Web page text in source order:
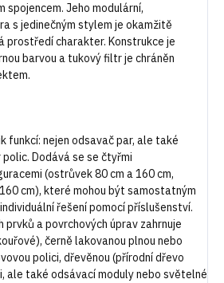
spojencem. Jeho modulární,
s jedinečným stylem je okamžitě
prostředí charakter. Konstrukce je
barvou a tukový filtr je chráněn
funkcí: nejen odsavač par, ale také
Dodává se se čtyřmi
(ostrůvek 80 cm a 160 cm,
cm), které mohou být samostatným
řešení pomocí příslušenství.
prvků a povrchových úprav zahrnuje
černě lakovanou plnou nebo
polici, dřevěnou (přírodní dřevo
ale také odsávací moduly nebo světelné